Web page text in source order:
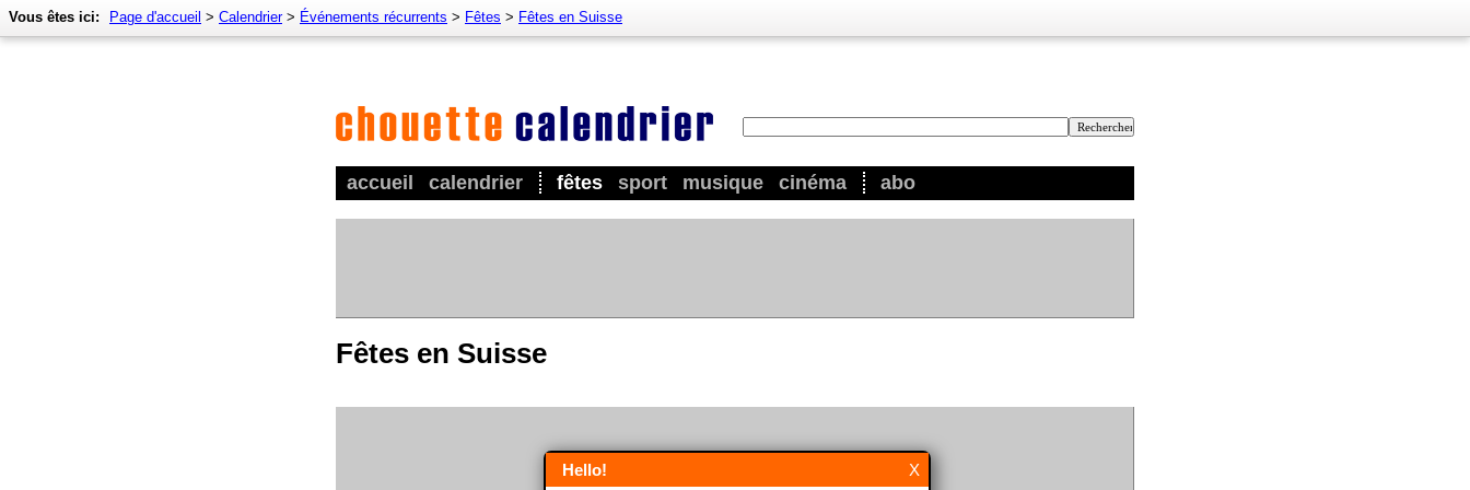
accueil calendrier fêtes sport musique cinéma abo
Vous êtes ici: Page d'accueil > Calendrier> Événements récurrents > Fêtes > Fêtes en Suisse
Fêtes en Suisse
X
Hello!